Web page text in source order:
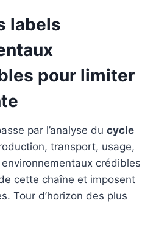
labels
pour limiter
par l’analyse du cycle
transport, usage,
crédibles
cette chaîne et imposent
Tour d’horizon des plus